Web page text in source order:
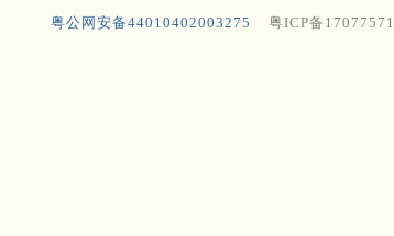
粤公网安备44010402003275 粤ICP备